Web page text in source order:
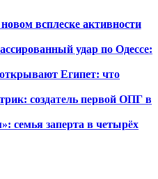
всплеске активности
удар по Одессе:
Египет: что
создатель первой ОПГ в
семья заперта в четырёх